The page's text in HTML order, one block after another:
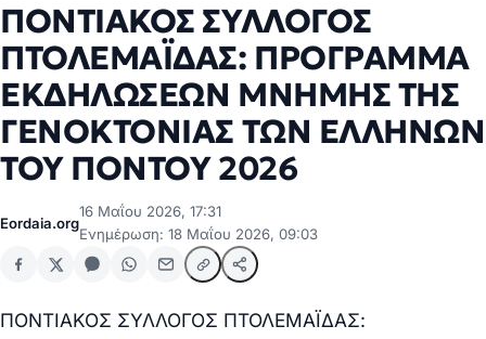
ΠΟΝΤΙΑΚΟΣ ΣΥΛΛΟΓΟΣ
ΠΤΟΛΕΜΑΪΔΑΣ: ΠΡΟΓΡΑΜΜΑ
ΕΚΔΗΛΩΣΕΩΝ ΜΝΗΜΗΣ ΤΗΣ
ΓΕΝΟΚΤΟΝΙΑΣ ΤΩΝ ΕΛΛΗΝΩΝ
ΤΟΥ ΠΟΝΤΟΥ 2026
Eordaia.org
16 Μαΐου 2026, 17:31
Ενημέρωση: 18 Μαΐου 2026, 09:03
ΠΟΝΤΙΑΚΟΣ ΣΥΛΛΟΓΟΣ ΠΤΟΛΕΜΑΪΔΑΣ: